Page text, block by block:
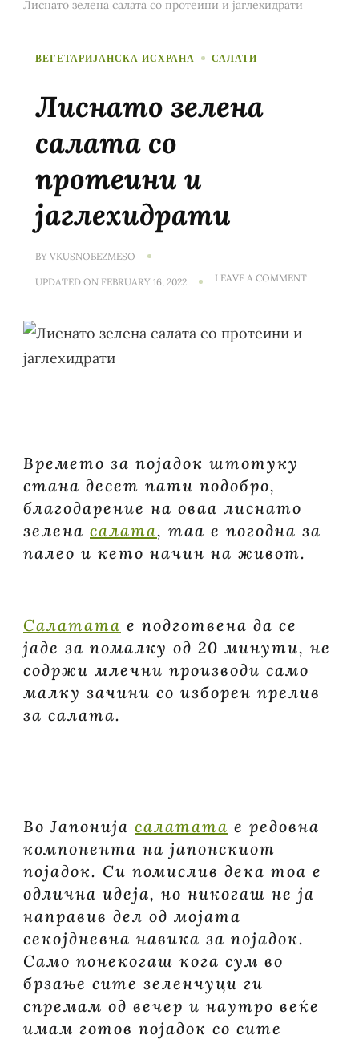
Лиснато зелена салата со протеини и јаглехидрати
ВЕГЕТАРИЈАНСКА ИСХРАНА САЛАТИ
Лиснато зелена
салата со
протеини и
јаглехидрати
BY VKUSNOBEZMESO
UPDATED ON FEBRUARY 16, 2022 LEAVE A COMMENTON
Времето за појадок штотуку
стана десет пати подобро,
благодарение на оваа лиснато
зелена салата, таа е погодна за
палео и кето начин на живот.
Салатата е подготвена да се
јаде за помалку од 20 минути, не
содржи млечни производи само
малку зачини со изборен прелив
за салата.
Во Јапонија салатата е редовна
компонента на јапонскиот
појадок. Си помислив дека тоа е
одлична идеја, но никогаш не ја
направив дел од мојата
секојдневна навика за појадок.
Само понекогаш кога сум во
брзање сите зеленчуци ги
спремам од вечер и наутро веќе
имам готов појадок со сите